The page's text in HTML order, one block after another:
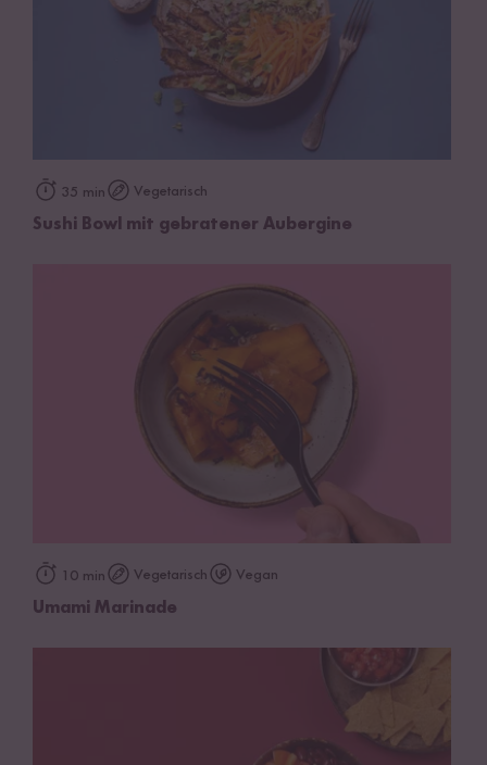
35 min Vegetarisch
Sushi Bowl mit gebratener Aubergine
10 min Vegetarisch Vegan
Umami Marinade